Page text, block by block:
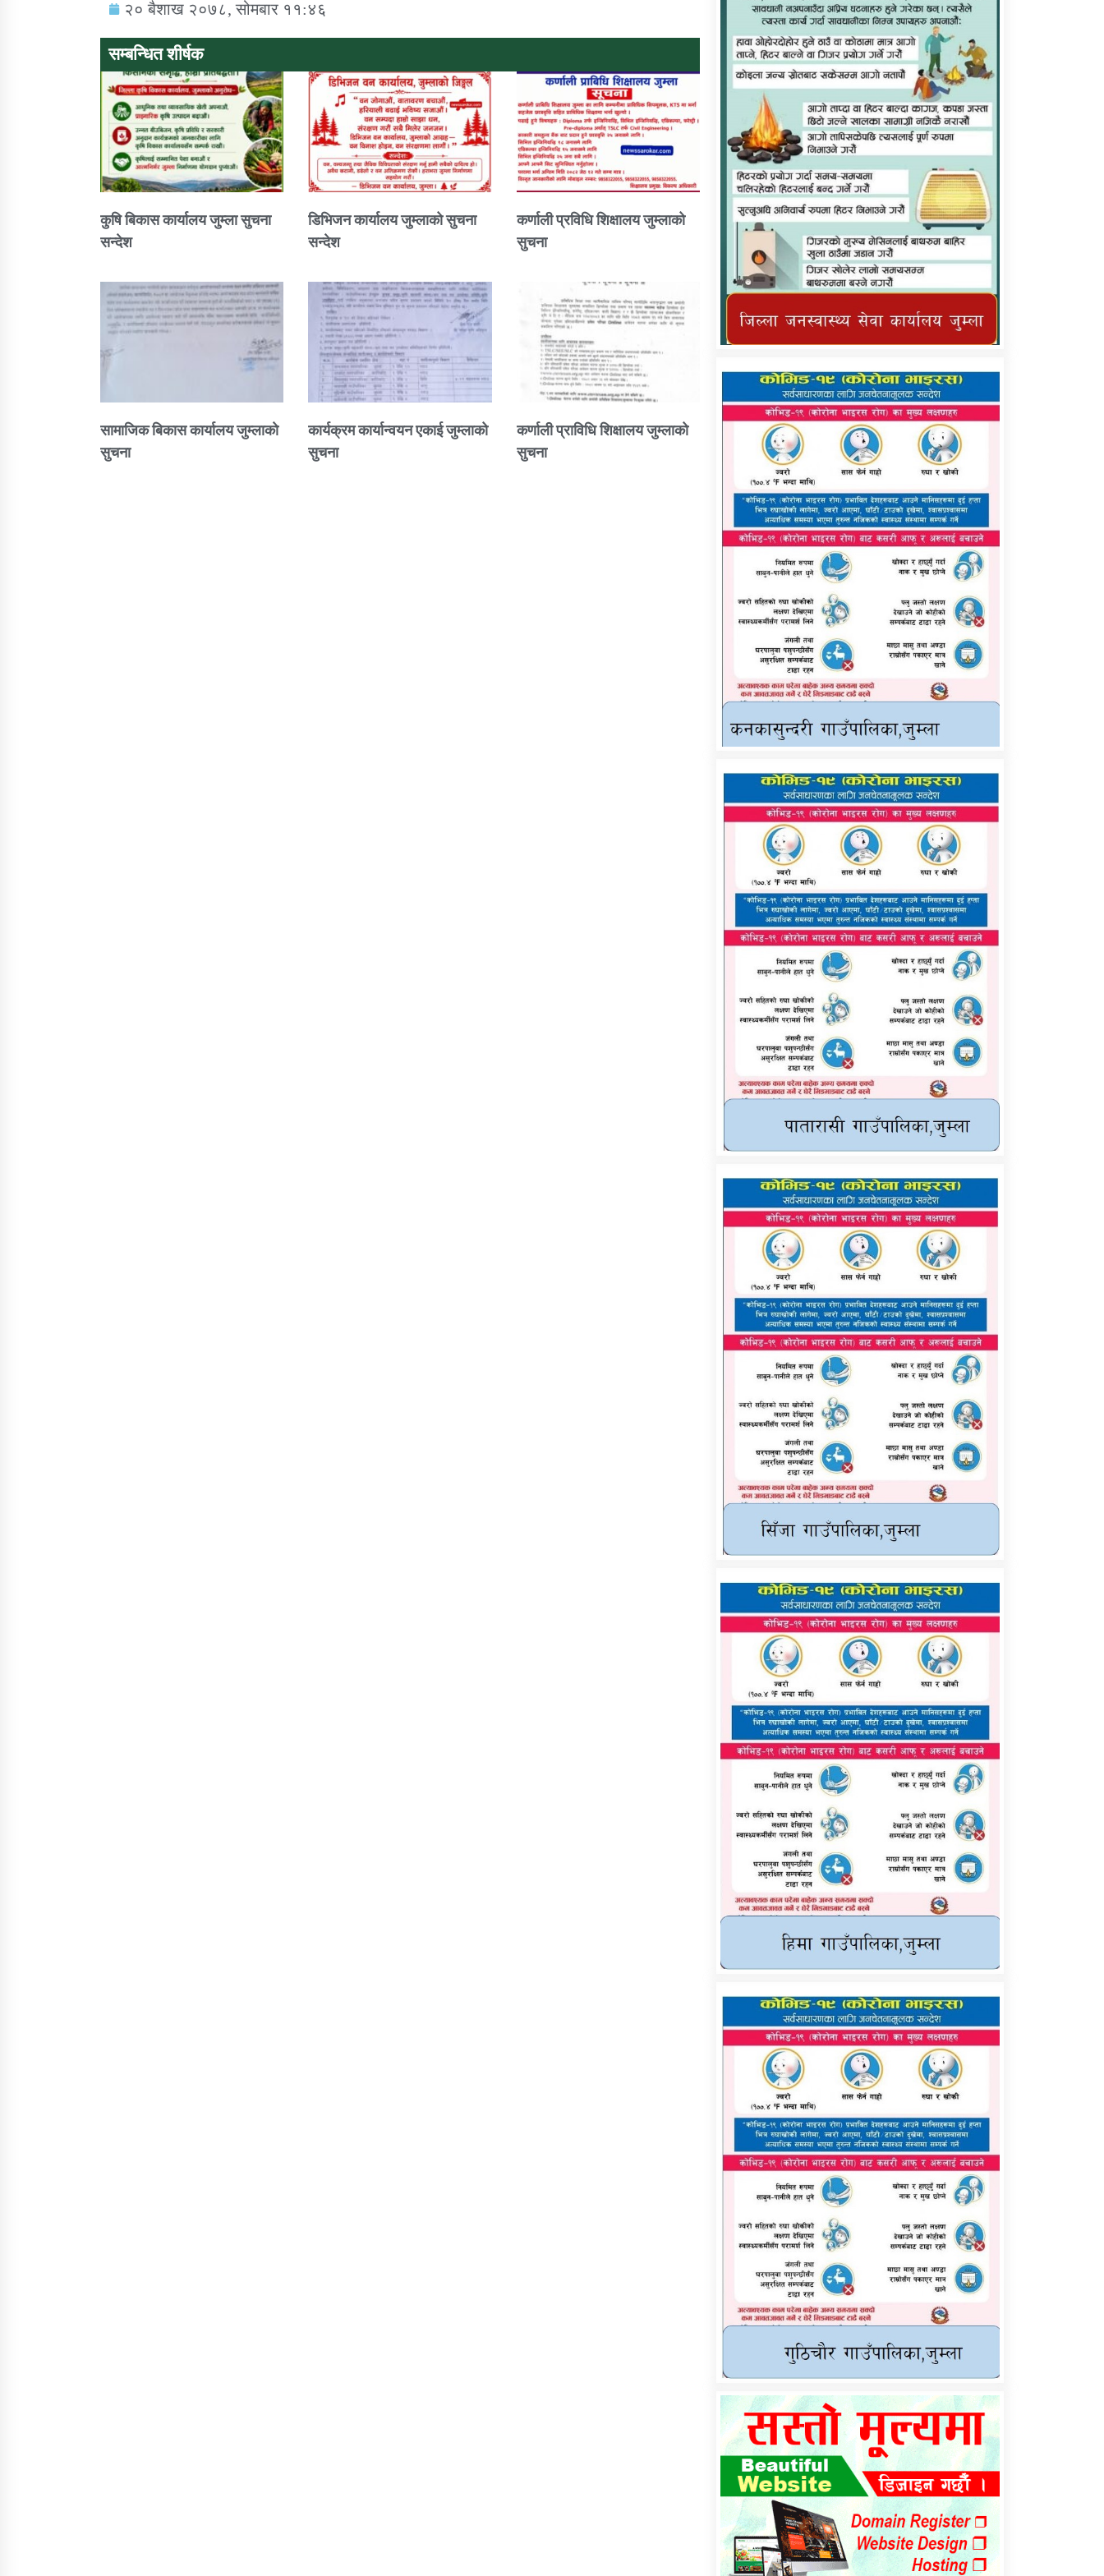
सामाजिक बिकास कार्यालय जुम्लाकाे सुचना कार्यक्रम कार्यान्वयन एकाई जुम्लाको सुचना कर्णाली प्राविधि शिक्षालय जुम्लाको सुचना
तातोपानी गाउँपालिकाको न्यायिक समिति सम्बन्धी
सन्देश
तातोपानी गाउँपालिका जुम्लाको महिला तथा
लैङ्गिक हिंसा सम्बन्धी सूचना सन्देश
तातोपानी गाउँपालिका जुम्लाको महिनावारी
तातोपानी गाउँपालिका जुम्लाको बालविवाह सन्देश तातोपानी गाउँपालिका जुम्लाको सूचना
२० बैशाख २०७८, सोमबार ११:४६
सम्बन्धित शीर्षक
कुषि बिकास कार्यालय जुम्ला सुचना
सन्देश
डिभिजन कार्यालय जुम्लाको सुचना
सन्देश
कर्णाली प्रविधि शिक्षालय जुम्लाको
सुचना
सामाजिक बिकास कार्यालय जुम्लाकाे
सुचना
कार्यक्रम कार्यान्वयन एकाई जुम्लाको
सुचना
कर्णाली प्राविधि शिक्षालय जुम्लाको
सुचना